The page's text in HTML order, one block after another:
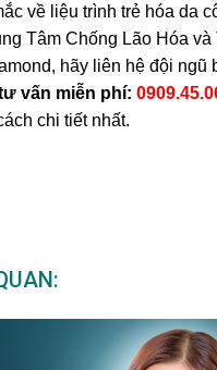
về liệu trình trẻ hóa da
Tâm Chống Lão Hóa và
hãy liên hệ đội ngũ
vấn miễn phí:
chi tiết nhất.